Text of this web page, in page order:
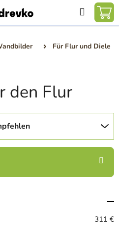
Suchen
Für Flur und Diele
den Flur
311 €